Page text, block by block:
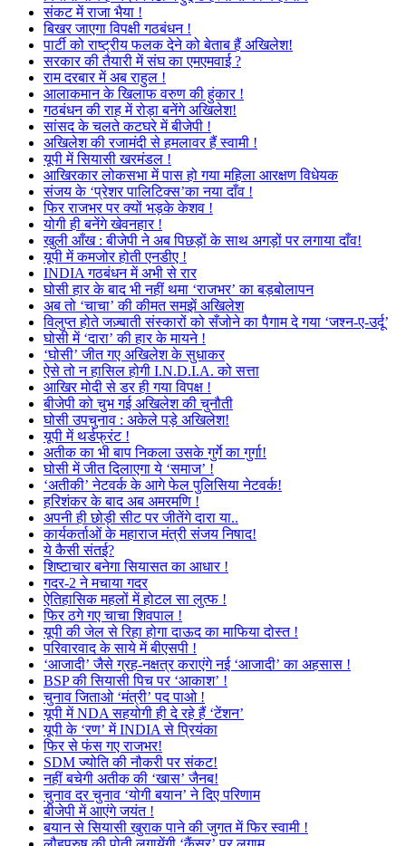
संकट में राजा भैया !
बिखर जाएगा विपक्षी गठबंधन !
पार्टी को राष्ट्रीय फलक देने को बेताब हैं अखिलेश!
सरकार की तैयारी में संघ का एमएमवाई ?
राम दरबार में अब राहुल !
आलाकमान के खिलाफ वरुण की हुंकार !
गठबंधन की राह में रोड़ा बनेंगे अखिलेश!
सांसद के चलते कटघरे में बीजेपी !
अखिलेश की रजामंदी से हमलावर हैं स्वामी !
यूपी में सियासी खरमंडल !
आखिरकार लोकसभा में पास हो गया महिला आरक्षण विधेयक
संजय के ‘प्रेशर पालिटिक्स’का नया दाँव !
फिर राजभर पर क्यों भड़के केशव !
योगी ही बनेंगे खेवनहार !
खुली आँख : बीजेपी ने अब पिछड़ों के साथ अगड़ों पर लगाया दाँव!
यूपी में कमजोर होती एनडीए !
INDIA गठबंधन में अभी से रार
घोसी हार के बाद भी नहीं थमा ‘राजभर’ का बड़बोलापन
अब तो ‘चाचा’ की कीमत समझें अखिलेश
विलुप्त होते जज़्बाती संस्कारों को सँजोने का पैगाम दे गया ‘जश्न-ए-उर्दू’
घोसी में ‘दारा’ की हार के मायने !
‘घोसी’ जीत गए अखिलेश के सुधाकर
ऐसे तो न हासिल होगी I.N.D.I.A. को सत्ता
आखिर मोदी से डर ही गया विपक्ष !
बीजेपी को चुभ गई अखिलेश की चुनौती
घोसी उपचुनाव : अकेले पड़े अखिलेश!
यूपी में थर्डफ्रंट !
अतीक का भी बाप निकला उसके गुर्गे का गुर्गा!
घोसी में जीत दिलाएगा ये ‘समाज’ !
‘अतीकी’ नेटवर्क के आगे फेल पुलिसिया नेटवर्क!
हरिशंकर के बाद अब अमरमणि !
अपनी ही छोड़ी सीट पर जीतेंगे दारा या..
कार्यकर्ताओं के महाराज मंत्री संजय निषाद!
ये कैसी संतई?
शिष्टाचार बनेगा सियासत का आधार !
गदर-2 ने मचाया गदर
ऐतिहासिक महलों में होटल सा लुत्फ !
फिर ठगे गए चाचा शिवपाल !
यूपी की जेल से रिहा होगा दाऊद का माफिया दोस्त !
परिवारवाद के साये में बीएसपी !
‘आजादी’ जैसे ग्रह-नक्षत्र कराएंगे नई ‘आजादी’ का अहसास !
BSP की सियासी पिच पर ‘आकाश’ !
चुनाव जिताओ ‘मंत्री’ पद पाओ !
यूपी में NDA सहयोगी ही दे रहे हैं ‘टेंशन’
यूपी के ‘रण’ में INDIA से प्रियंका
फिर से फंस गए राजभर!
SDM ज्योति की नौकरी पर संकट!
नहीं बचेगी अतीक की ‘खास’ जैनब!
चुनाव दर चुनाव ‘योगी बयान’ ने दिए परिणाम
बीजेपी में आएंगे जयंत !
बयान से सियासी खुराक पाने की जुगत में फिर स्वामी !